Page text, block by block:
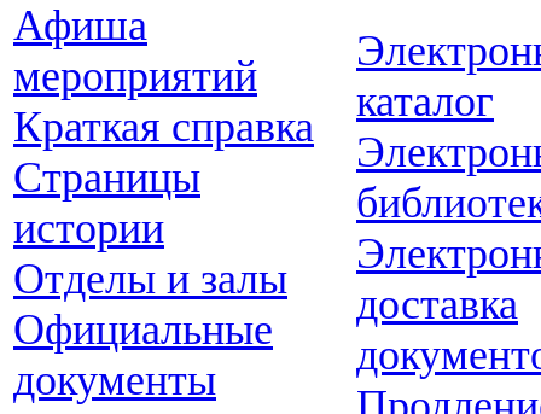
Афиша
мероприятий
Краткая справка
Страницы
истории
Отделы и залы
Официальные
документы
каталог
доставка